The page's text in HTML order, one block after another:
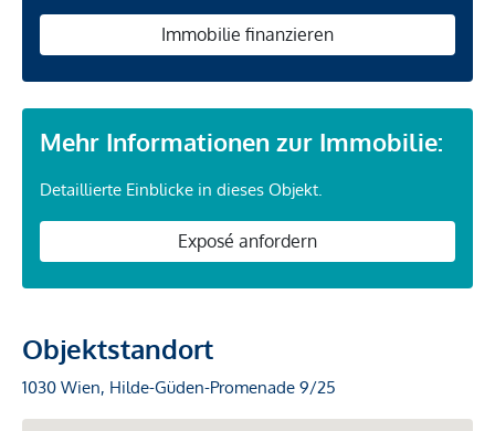
Immobilie finanzieren
Mehr Informationen zur Immobilie:
Detaillierte Einblicke in dieses Objekt.
Exposé anfordern
Objektstandort
1030 Wien, Hilde-Güden-Promenade 9/25